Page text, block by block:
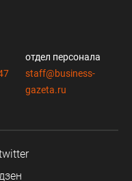
отдел персонала
staff@business-
gazeta.ru